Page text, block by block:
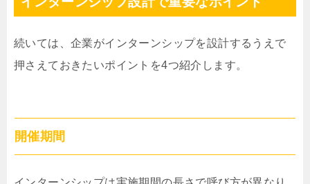
続いては、企業がインターンシップを設計するうえで
押さえておきたいポイントを4つ紹介します。
開催期間